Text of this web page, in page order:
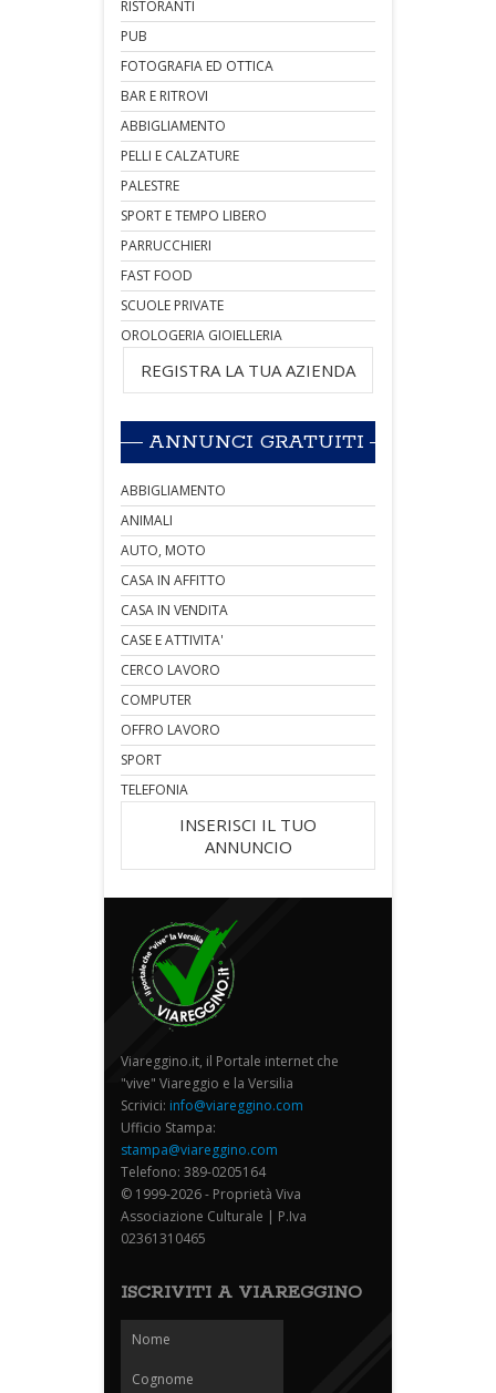
RISTORANTI
PUB
FOTOGRAFIA ED OTTICA
BAR E RITROVI
ABBIGLIAMENTO
PELLI E CALZATURE
PALESTRE
SPORT E TEMPO LIBERO
PARRUCCHIERI
FAST FOOD
SCUOLE PRIVATE
OROLOGERIA GIOIELLERIA
REGISTRA LA TUA AZIENDA
ANNUNCI GRATUITI
ABBIGLIAMENTO
ANIMALI
AUTO, MOTO
CASA IN AFFITTO
CASA IN VENDITA
CASE E ATTIVITA'
CERCO LAVORO
COMPUTER
OFFRO LAVORO
SPORT
TELEFONIA
INSERISCI IL TUO
ANNUNCIO
Viareggino.it, il Portale internet che
"vive" Viareggio e la Versilia
Scrivici: info@viareggino.com
Ufficio Stampa:
stampa@viareggino.com
Telefono: 389-0205164
© 1999-2026 - Proprietà Viva
Associazione Culturale | P.Iva
02361310465
ISCRIVITI A VIAREGGINO